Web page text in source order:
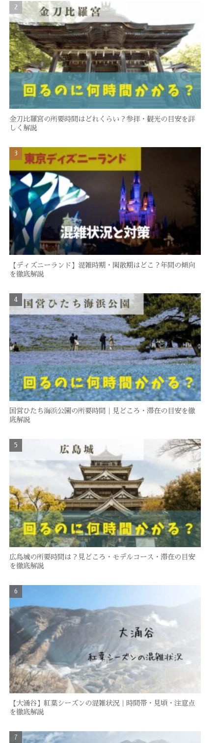
金刀比羅宮の所要時間はどれくらい？参拝・観光の目安を詳
しく解説
【ディズニーランド】混雑時期・閑散期はどこ？年間の傾向
を徹底解説
国営ひたち海浜公園の所要時間｜見どころ・滞在の目安を徹
底解説
広島城の所要時間は？見どころ・モデルコース・滞在の目安
を徹底解説
【大涌谷】紅葉シーズンの混雑状況｜時間帯・見頃・注意点
を徹底解説